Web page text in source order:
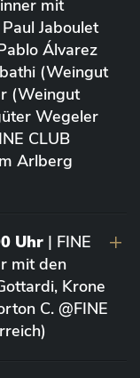
mit
Jaboulet
Álvarez
(Weingut
(Weingut
Wegeler
CLUB
Arlberg
Uhr | FINE
mit den
Krone
C. @FINE